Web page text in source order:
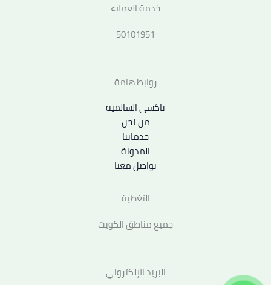
خدمة العملاء
50101951
روابط هامة
تاكسي السالمية
من نحن
خدماتنا
المدونة
تواصل معنا
التغطية
جميع مناطق الكويت
البريد الإلكتروني